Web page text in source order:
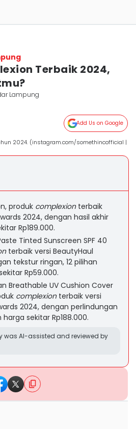
Terbaik 2024,
Lampung
Add Us on Google
2024. (instagram.com/somethincofficial |
produk complexionterbaik
2024, dengan hasil akhir
Rp189.000.
Tinted Sunscreen SPF 40
terbaik versi BeautyHaul
tekstur ringan, 12 pilihan
Rp59.000.
Breathable UV Cushion Cover
complexionterbaik versi
2024, dengan perlindungan
harga sekitar Rp188.000.
was AI-assisted and reviewed by